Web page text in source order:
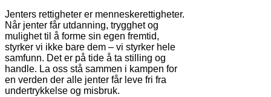
Jenters rettigheter er menneskerettigheter.
Når jenter får utdanning, trygghet og
mulighet til å forme sin egen fremtid,
styrker vi ikke bare dem – vi styrker hele
samfunn. Det er på tide å ta stilling og
handle. La oss stå sammen i kampen for
en verden der alle jenter får leve fri fra
undertrykkelse og misbruk.